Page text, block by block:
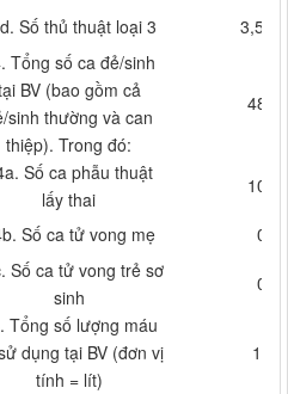
Số thủ thuật loại 3 3,571
Tổng số ca đẻ/sinh
BV (bao gồm cả
sinh thường và can
thiệp). Trong đó:
487
Số ca phẫu thuật
lấy thai
101
Số ca tử vong mẹ 0
Số ca tử vong trẻ sơ
sinh
0
Tổng số lượng máu
dụng tại BV (đơn vị
tính = lít)
12